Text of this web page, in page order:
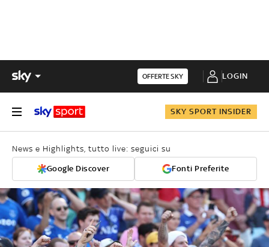
OFFERTE SKY LOGIN
SKY SPORT INSIDER
News e Highlights, tutto live: seguici su
Google Discover Fonti Preferite